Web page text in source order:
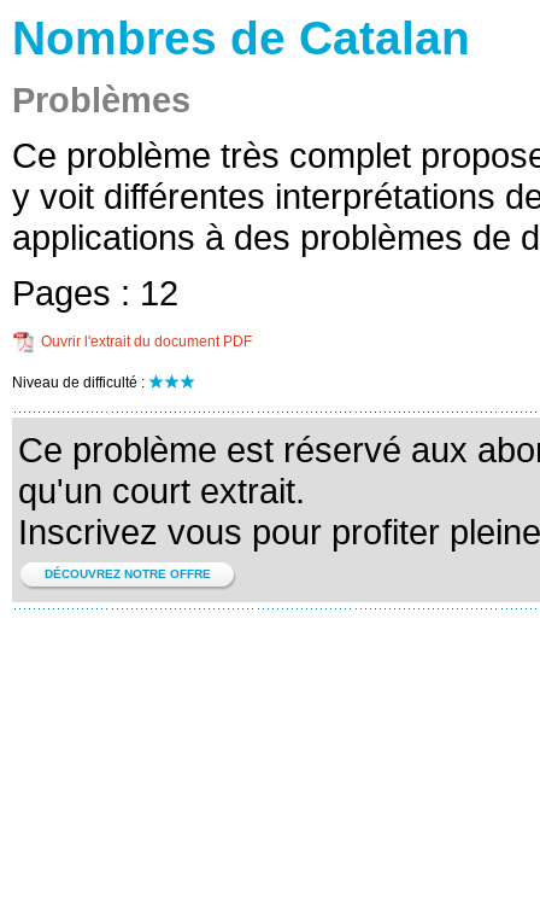
Nombres de Catalan
Problèmes
Ce problème très complet
y voit différentes interprétations
applications à des problèmes de
Pages : 12
Ouvrir l'extrait du document PDF
Niveau de difficulté :
Ce problème est réservé aux
qu'un court extrait.
Inscrivez vous pour profiter
DÉCOUVREZ NOTRE OFFRE